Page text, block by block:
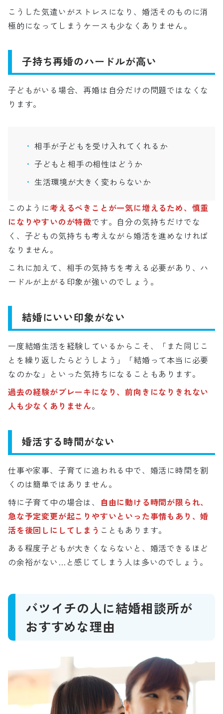
こうした気遣いがストレスになり、婚活そのものに消
極的になってしまうケースも少なくありません。
子持ち再婚のハードルが高い
子どもがいる場合、再婚は自分だけの問題ではなくな
ります。
相手が子どもを受け入れてくれるか
子どもと相手の相性はどうか
生活環境が大きく変わらないか
このように考えるべきことが一気に増えるため、慎重
になりやすいのが特徴です。自分の気持ちだけでな
く、子どもの気持ちも考えながら婚活を進めなければ
なりません。
これに加えて、相手の気持ちを考える必要があり、ハ
ードルが上がる印象が強いのでしょう。
結婚にいい印象がない
一度結婚生活を経験しているからこそ、「また同じこ
とを繰り返したらどうしよう」「結婚って本当に必要
なのかな」といった気持ちになることもあります。
過去の経験がブレーキになり、前向きになりきれない
人も少なくありません。
婚活する時間がない
仕事や家事、子育てに追われる中で、婚活に時間を割
くのは簡単ではありません。
特に子育て中の場合は、
自由に動ける時間が限られ、
急な予定変更が起こりやすいといった事情もあり、婚
活を後回しにしてしまう こともあります。
ある程度子どもが大きくならないと、婚活できるほど
の余裕がない…と感じてしまう人は多いのでしょう。
バツイチの人に結婚相談所が
おすすめな理由